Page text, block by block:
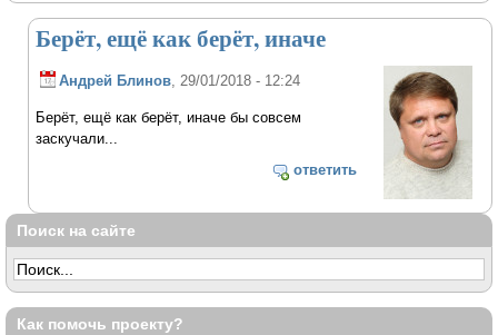
Берёт, ещё как берёт, иначе
Андрей Блинов , 29/01/2018 - 12:24
Берёт, ещё как берёт, иначе бы совсем
заскучали...
ответить
Поиск на сайте
Как помочь проекту?